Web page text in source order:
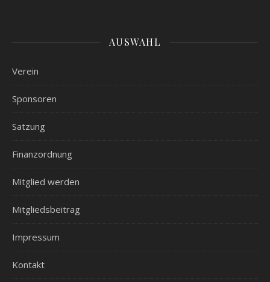
AUSWAHL
Verein
Sponsoren
Satzung
Finanzordnung
Mitglied werden
Mitgliedsbeitrag
Impressum
Kontakt